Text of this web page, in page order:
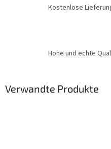
Kostenlose
Hohe und echte
Verwandte Produkte